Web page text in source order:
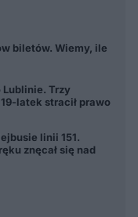
biletów. Wiemy, ile
Lublinie. Trzy
latek stracił prawo
linii 151.
znęcał się nad